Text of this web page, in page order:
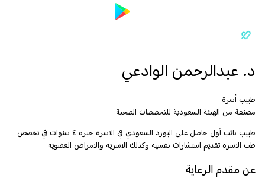
د. عبدالرحمن الوادعي
طبيب أسرة
مصنفة من الهيئة السعودية للتخصصات الصحية
طبيب نائب أول حاصل على البورد السعودي في الاسرة خبره ٤ سنوات في تخصص
طب الاسره تقديم استشارات نفسيه وكذلك الاسريه والامراض العضويه
عن مقدم الرعاية